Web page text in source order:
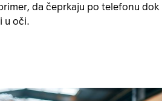
da čeprkaju po telefonu dok
u oči.